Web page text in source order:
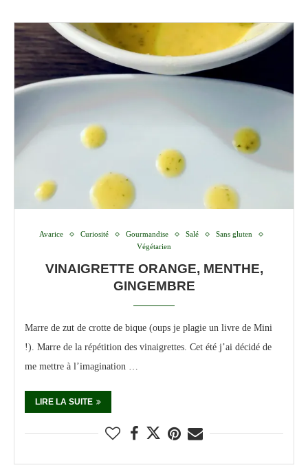
Avarice Curiosité Gourmandise Salé
Sans gluten
Végétarien
VINAIGRETTE ORANGE, MENTHE,
GINGEMBRE
Marre de zut de crotte de bique (oups je plagie un livre de Mini
!). Marre de la répétition des vinaigrettes. Cet été j’ai décidé de
me mettre à l’imagination …
LIRE LA SUITE